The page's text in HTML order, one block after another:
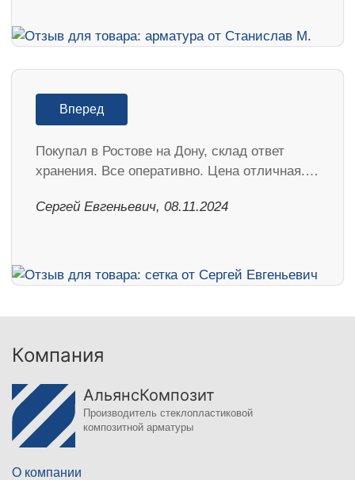
Вперед
Покупал в Ростове на Дону, склад ответ
хранения. Все оперативно. Цена отличная.…
Сергей Евгеньевич, 08.11.2024
Компания
АльянсКомпозит
Производитель стеклопластиковой
композитной арматуры
О компании